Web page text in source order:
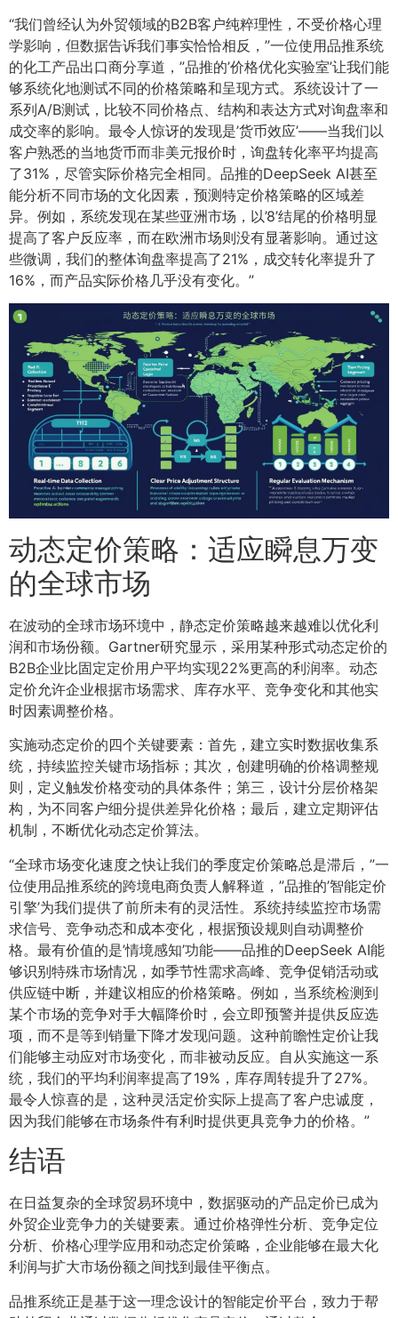
“我们曾经认为外贸领域的B2B客户纯粹理性，不受价格心理
学影响，但数据告诉我们事实恰恰相反，”一位使用品推系统
的化工产品出口商分享道，”品推的’价格优化实验室’让我们能
够系统化地测试不同的价格策略和呈现方式。系统设计了一
系列A/B测试，比较不同价格点、结构和表达方式对询盘率和
成交率的影响。最令人惊讶的发现是’货币效应’——当我们以
客户熟悉的当地货币而非美元报价时，询盘转化率平均提高
了31%，尽管实际价格完全相同。品推的DeepSeek AI甚至
能分析不同市场的文化因素，预测特定价格策略的区域差
异。例如，系统发现在某些亚洲市场，以’8’结尾的价格明显
提高了客户反应率，而在欧洲市场则没有显著影响。通过这
些微调，我们的整体询盘率提高了21%，成交转化率提升了
16%，而产品实际价格几乎没有变化。”
动态定价策略：适应瞬息万变
的全球市场
在波动的全球市场环境中，静态定价策略越来越难以优化利
润和市场份额。Gartner研究显示，采用某种形式动态定价的
B2B企业比固定定价用户平均实现22%更高的利润率。动态
定价允许企业根据市场需求、库存水平、竞争变化和其他实
时因素调整价格。
实施动态定价的四个关键要素：首先，建立实时数据收集系
统，持续监控关键市场指标；其次，创建明确的价格调整规
则，定义触发价格变动的具体条件；第三，设计分层价格架
构，为不同客户细分提供差异化价格；最后，建立定期评估
机制，不断优化动态定价算法。
“全球市场变化速度之快让我们的季度定价策略总是滞后，”一
位使用品推系统的跨境电商负责人解释道，”品推的’智能定价
引擎’为我们提供了前所未有的灵活性。系统持续监控市场需
求信号、竞争动态和成本变化，根据预设规则自动调整价
格。最有价值的是’情境感知’功能——品推的DeepSeek AI能
够识别特殊市场情况，如季节性需求高峰、竞争促销活动或
供应链中断，并建议相应的价格策略。例如，当系统检测到
某个市场的竞争对手大幅降价时，会立即预警并提供反应选
项，而不是等到销量下降才发现问题。这种前瞻性定价让我
们能够主动应对市场变化，而非被动反应。自从实施这一系
统，我们的平均利润率提高了19%，库存周转提升了27%。
最令人惊喜的是，这种灵活定价实际上提高了客户忠诚度，
因为我们能够在市场条件有利时提供更具竞争力的价格。”
结语
在日益复杂的全球贸易环境中，数据驱动的产品定价已成为
外贸企业竞争力的关键要素。通过价格弹性分析、竞争定位
分析、价格心理学应用和动态定价策略，企业能够在最大化
利润与扩大市场份额之间找到最佳平衡点。
品推系统正是基于这一理念设计的智能定价平台，致力于帮